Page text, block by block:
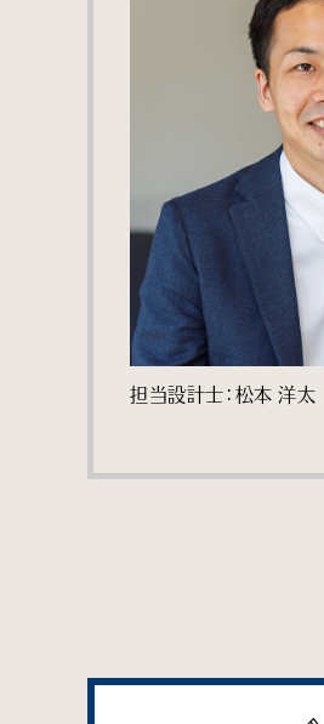
担当設計士：松本 洋太